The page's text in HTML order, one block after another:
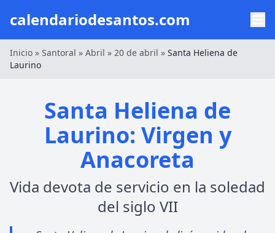
calendariodesantos.com
Inicio » Santoral » Abril » 20 de abril » Santa Heliena de
Laurino
Santa Heliena de
Laurino: Virgen y
Anacoreta
Vida devota de servicio en la soledad
del siglo VII